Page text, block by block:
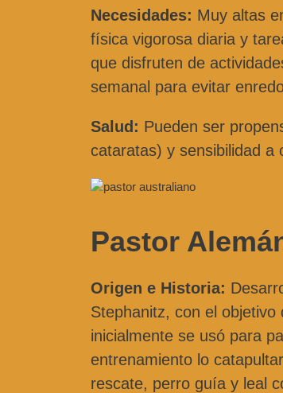
Necesidades: Muy altas
física vigorosa diaria y
que disfruten de
semanal para evitar
Salud: Pueden ser
cataratas) y sensibilidad a
Pastor
Origen e Historia:
Stephanitz, con el
inicialmente se usó para
entrenamiento lo
rescate, perro guía y leal